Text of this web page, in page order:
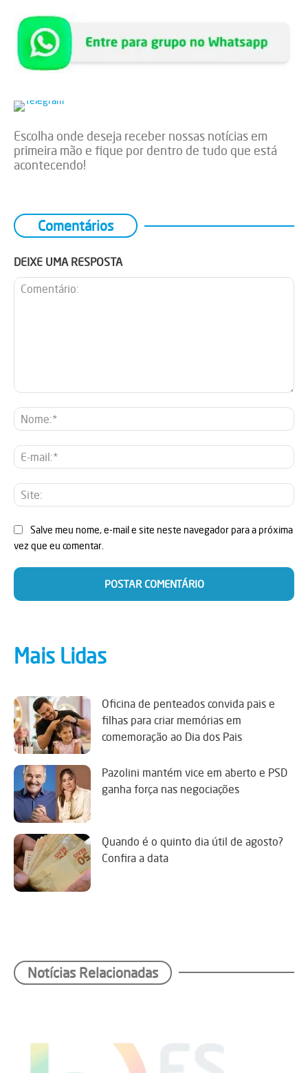
Escolha onde deseja receber nossas notícias em
primeira mão e fique por dentro de tudo que está
acontecendo!
Comentários
DEIXE UMA RESPOSTA
E-
Salve meu nome, e-mail e site neste navegador para a próxima
vez que eu comentar.
Mais Lidas
Oficina de penteados convida pais e
filhas para criar memórias em
comemoração ao Dia dos Pais
Pazolini mantém vice em aberto e PSD
ganha força nas negociações
Quando é o quinto dia útil de agosto?
Confira a data
Notícias Relacionadas